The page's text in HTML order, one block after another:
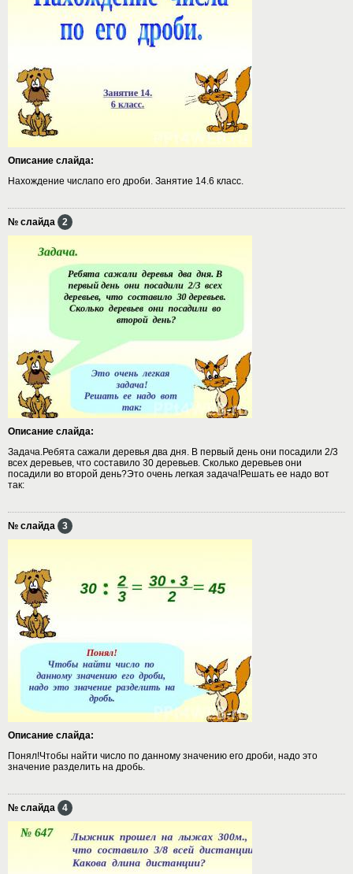
Описание слайда:
Нахождение числапо его дроби. Занятие 14.6 класс.
№ слайда 2
Описание слайда:
Задача.Ребята сажали деревья два дня. В первый день они посадили 2/3
всех деревьев, что составило 30 деревьев. Сколько деревьев они
посадили во второй день?Это очень легкая задача!Решать ее надо вот
так:
№ слайда 3
Описание слайда:
Понял!Чтобы найти число по данному значению его дроби, надо это
значение разделить на дробь.
№ слайда 4